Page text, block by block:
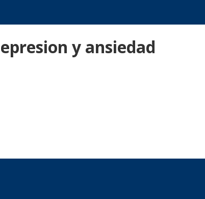
y ansiedad